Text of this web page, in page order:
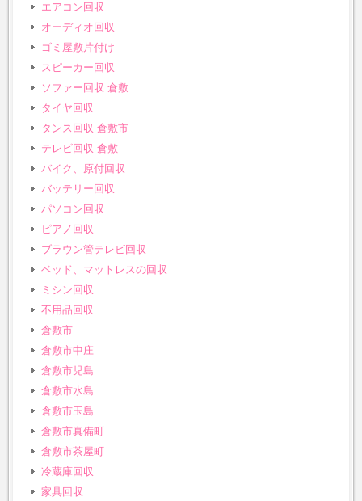
エアコン回収
オーディオ回収
ゴミ屋敷片付け
スピーカー回収
ソファー回収 倉敷
タイヤ回収
タンス回収 倉敷市
テレビ回収 倉敷
バイク、原付回収
バッテリー回収
パソコン回収
ピアノ回収
ブラウン管テレビ回収
ベッド、マットレスの回収
ミシン回収
不用品回収
倉敷市
倉敷市中庄
倉敷市児島
倉敷市水島
倉敷市玉島
倉敷市真備町
倉敷市茶屋町
冷蔵庫回収
家具回収